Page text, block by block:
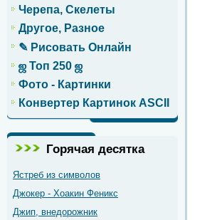
Черепа, Скелеты
Другое, Разное
✎ Рисовать Онлайн
ஜ Топ 250 ஜ
Фото - Картинки
Конвертер Картинок ASCII
Горячая десятка
Ястреб из символов
Джокер - Хоакин Феникс
Джип, внедорожник